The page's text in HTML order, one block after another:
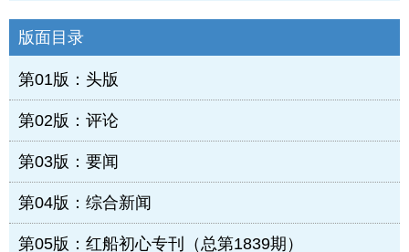
版面目录
第01版：头版
第02版：评论
第03版：要闻
第04版：综合新闻
第05版：红船初心专刊（总第1839期）